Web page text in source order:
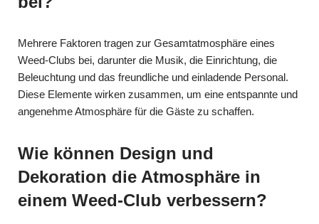
Mehrere Faktoren tragen zur Gesamtatmosphäre eines
Weed-Clubs bei, darunter die Musik, die Einrichtung, die
Beleuchtung und das freundliche und einladende Personal.
Diese Elemente wirken zusammen, um eine entspannte und
angenehme Atmosphäre für die Gäste zu schaffen.
Wie können Design und
Dekoration die Atmosphäre in
einem Weed-Club verbessern?